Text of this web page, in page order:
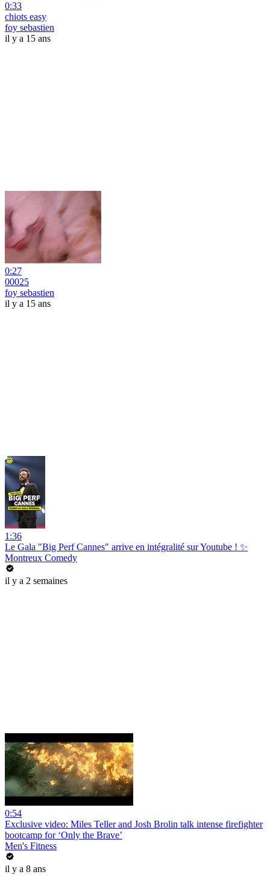
0:33
chiots easy
foy sebastien
il y a 15 ans
0:27
00025
foy sebastien
il y a 15 ans
1:36
Le Gala "Big Perf Cannes" arrive en intégralité sur Youtube ! ✨
Montreux Comedy
il y a 2 semaines
0:54
Exclusive video: Miles Teller and Josh Brolin talk intense firefighter
bootcamp for ‘Only the Brave’
Men's Fitness
il y a 8 ans